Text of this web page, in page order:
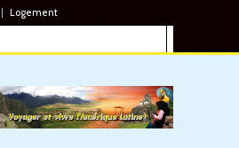
Logement